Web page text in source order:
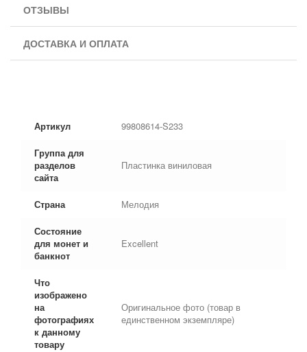
ОТЗЫВЫ
ДОСТАВКА И ОПЛАТА
Артикул 99808614-S233
Группа для
разделов
сайта
Пластинка виниловая
Страна Мелодия
Состояние
для монет и
банкнот
Excellent
Что
изображено
на
фотографиях
к данному
товару
Оригинальное фото (товар в
единственном экземпляре)